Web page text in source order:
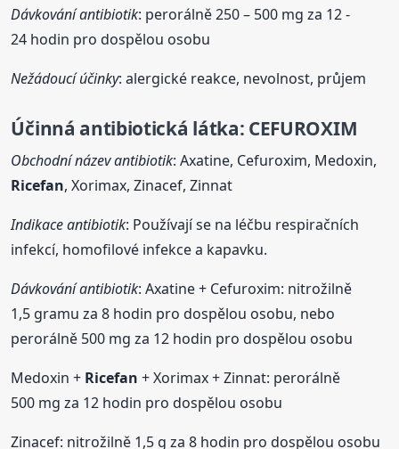
Dávkování antibiotik: perorálně 250 – 500 mg za 12 -
24 hodin pro dospělou osobu
Nežádoucí účinky: alergické reakce, nevolnost, průjem
Účinná antibiotická látka: CEFUROXIM
Obchodní název antibiotik: Axatine, Cefuroxim, Medoxin,
Ricefan, Xorimax, Zinacef, Zinnat
Indikace antibiotik: Používají se na léčbu respiračních
infekcí, homofilové infekce a kapavku.
Dávkování antibiotik: Axatine + Cefuroxim: nitrožilně
1,5 gramu za 8 hodin pro dospělou osobu, nebo
perorálně 500 mg za 12 hodin pro dospělou osobu
Medoxin + Ricefan + Xorimax + Zinnat: perorálně
500 mg za 12 hodin pro dospělou osobu
Zinacef: nitrožilně 1,5 g za 8 hodin pro dospělou osobu